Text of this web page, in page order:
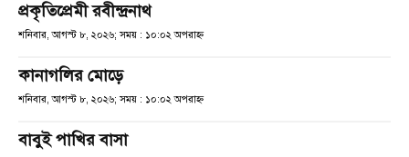
প্রকৃতিপ্রেমী রবীন্দ্রনাথ
শনিবার, আগস্ট ৮, ২০২৬; সময় : ১০:০২ অপরাহ্ণ
কানাগলির মোড়ে
শনিবার, আগস্ট ৮, ২০২৬; সময় : ১০:০২ অপরাহ্ণ
বাবুই পাখির বাসা